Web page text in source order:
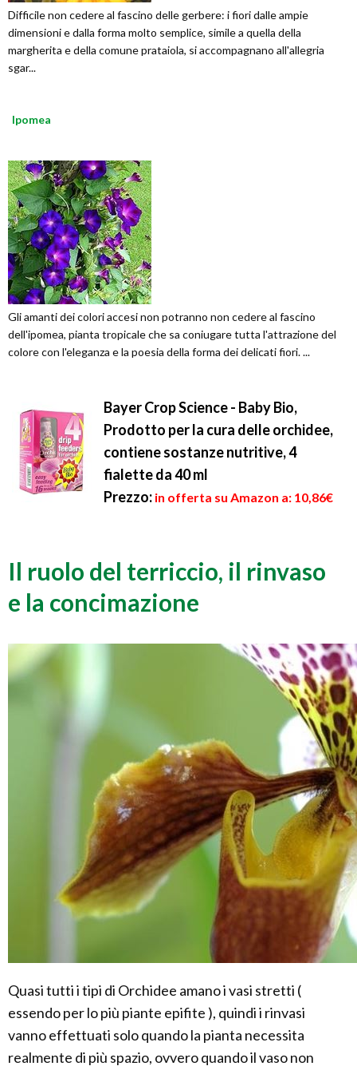
Difficile non cedere al fascino delle gerbere: i fiori dalle ampie
dimensioni e dalla forma molto semplice, simile a quella della
margherita e della comune prataiola, si accompagnano all'allegria
sgar...
Ipomea
Gli amanti dei colori accesi non potranno non cedere al fascino
dell'ipomea, pianta tropicale che sa coniugare tutta l'attrazione del
colore con l'eleganza e la poesia della forma dei delicati fiori. ...
Bayer Crop Science - Baby Bio,
Prodotto per la cura delle orchidee,
contiene sostanze nutritive, 4
fialette da 40 ml
Prezzo: in offerta su Amazon a: 10,86€
Il ruolo del terriccio, il rinvaso
e la concimazione
Quasi tutti i tipi di Orchidee amano i vasi stretti (
essendo per lo più piante epifite ), quindi i rinvasi
vanno effettuati solo quando la pianta necessita
realmente di più spazio, ovvero quando il vaso non